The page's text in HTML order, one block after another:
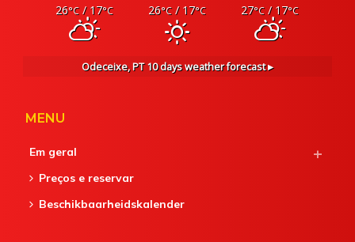
26°C/ 17°C 26°C/ 17°C 27°C/ 17°C
Odeceixe, PT10 days weather forecast ▸
MENU
Em geral
Preços e reservar
Beschikbaarheidskalender